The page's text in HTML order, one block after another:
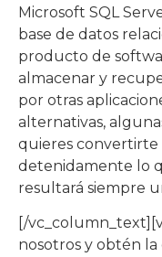
Microsoft SQL
base de datos
producto de
almacenar y
por otras
alternativas,
quieres convertirte
detenidamente lo
resultará siempre
[/
nosotros y obtén